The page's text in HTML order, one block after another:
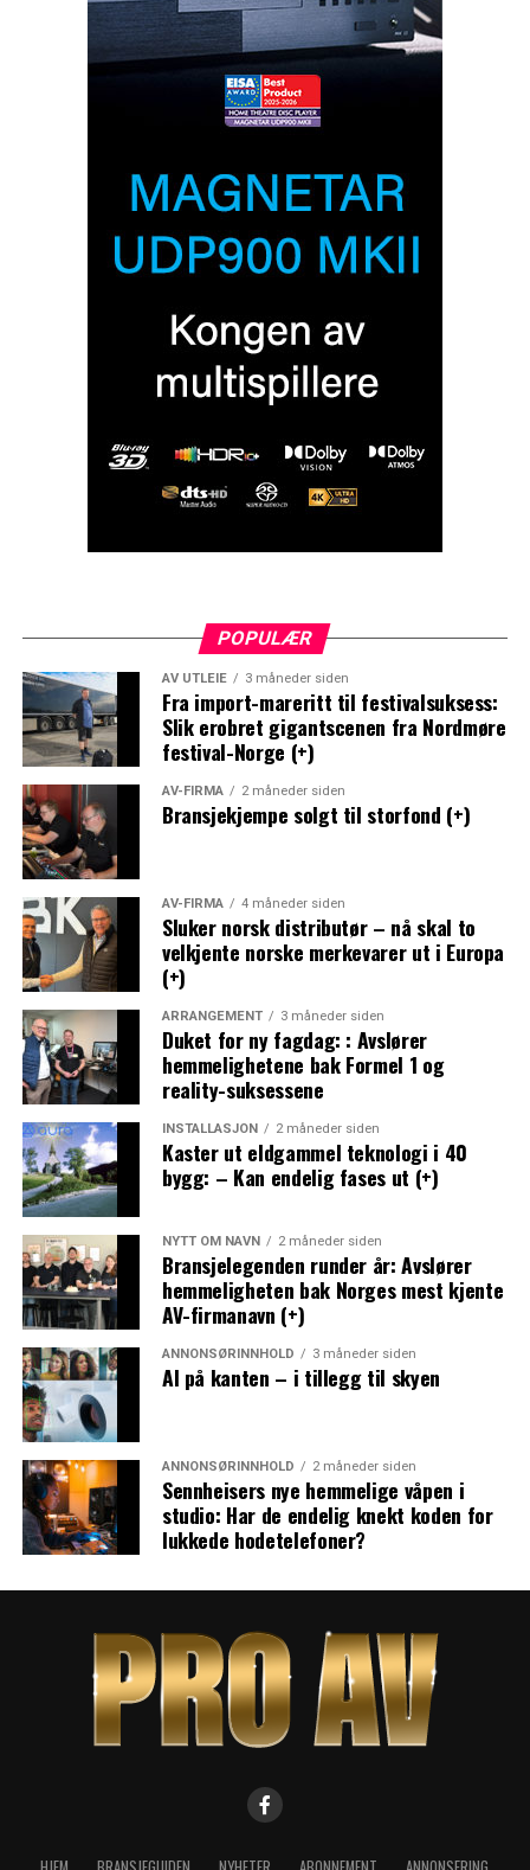
POPULÆR
AV UTLEIE 3 måneder siden
Fra import-mareritt til festivalsuksess:
Slik erobret gigantscenen fra Nordmøre
festival-Norge (+)
AV-FIRMA 2 måneder siden
Bransjekjempe solgt til storfond (+)
AV-FIRMA 4 måneder siden
Sluker norsk distributør – nå skal to
velkjente norske merkevarer ut i Europa
(+)
ARRANGEMENT 3 måneder siden
Duket for ny fagdag: : Avslører
hemmelighetene bak Formel 1 og
reality-suksessene
INSTALLASJON 2 måneder siden
Kaster ut eldgammel teknologi i 40
bygg: – Kan endelig fases ut (+)
NYTT OM NAVN 2 måneder siden
Bransjelegenden runder år: Avslører
hemmeligheten bak Norges mest kjente
AV-firmanavn (+)
ANNONSØRINNHOLD 3 måneder siden
AI på kanten – i tillegg til skyen
ANNONSØRINNHOLD 2 måneder siden
Sennheisers nye hemmelige våpen i
studio: Har de endelig knekt koden for
lukkede hodetelefoner?